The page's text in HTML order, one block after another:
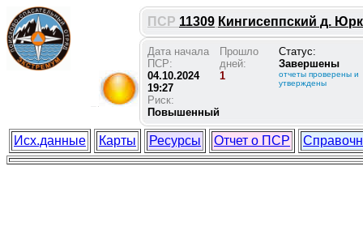
ПСР 11309 Кингисеппский д.
Дата начала
ПСР:
04.10.2024
19:27
Риск:
Повышенный
Прошло
дней:
1
Статус:
Завершены
отчеты проверены и
утверждены
Исх.данные Карты Ресурсы Отчет о ПСР